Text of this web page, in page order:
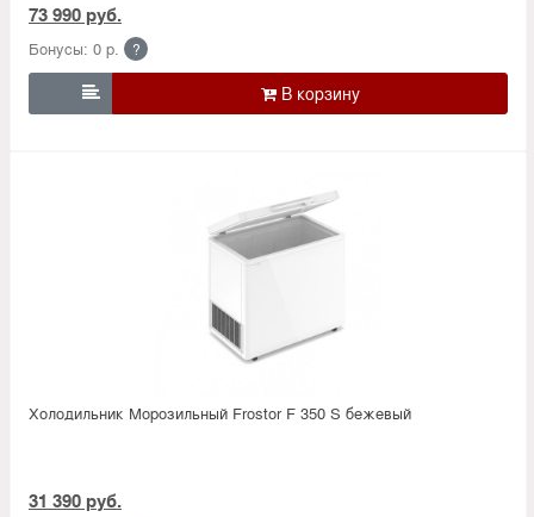
73 990 руб.
Бонусы: 0 р. ?

Холодильник Морозильный Frostor F 350 S бежевый
31 390 руб.